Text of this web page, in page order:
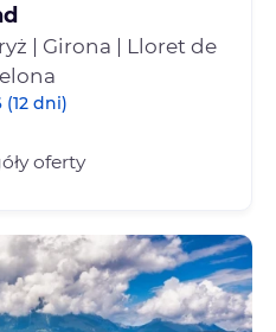
| Girona | Lloret de
(12 dni)
oferty